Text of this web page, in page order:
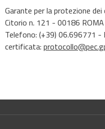
Garante per la protezione
Citorio n. 121 - 00186
Telefono: (+39) 06.696771 -
certificata: